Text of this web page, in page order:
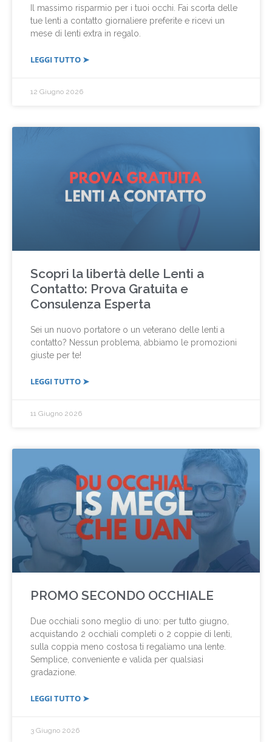
Il massimo risparmio per i tuoi occhi. Fai scorta delle
tue lenti a contatto giornaliere preferite e ricevi un
mese di lenti extra in regalo.
LEGGI TUTTO ➤
12 Giugno 2026
Scopri la libertà delle Lenti a
Contatto: Prova Gratuita e
Consulenza Esperta
Sei un nuovo portatore o un veterano delle lenti a
contatto? Nessun problema, abbiamo le promozioni
giuste per te!
LEGGI TUTTO ➤
11 Giugno 2026
PROMO SECONDO OCCHIALE
Due occhiali sono meglio di uno: per tutto giugno,
acquistando 2 occhiali completi o 2 coppie di lenti,
sulla coppia meno costosa ti regaliamo una lente.
Semplice, conveniente e valida per qualsiasi
gradazione.
LEGGI TUTTO ➤
3 Giugno 2026